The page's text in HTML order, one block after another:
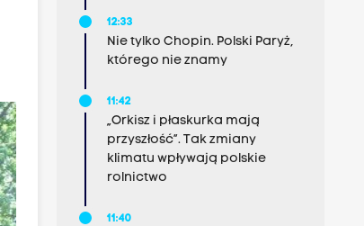
12:33
Nie tylko Chopin. Polski Paryż,
którego nie znamy
11:42
„Orkisz i płaskurka mają
przyszłość”. Tak zmiany
klimatu wpływają polskie
rolnictwo
11:40